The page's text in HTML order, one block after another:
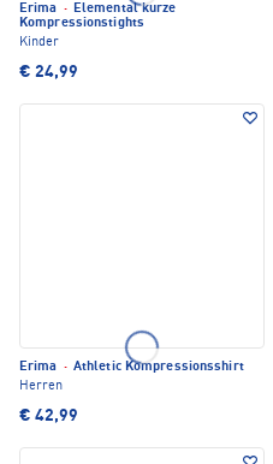
Erima · Elemental kurze
Kompressionstights
Kinder
€ 24,99
Erima · Athletic Kompressionsshirt
Herren
€ 42,99